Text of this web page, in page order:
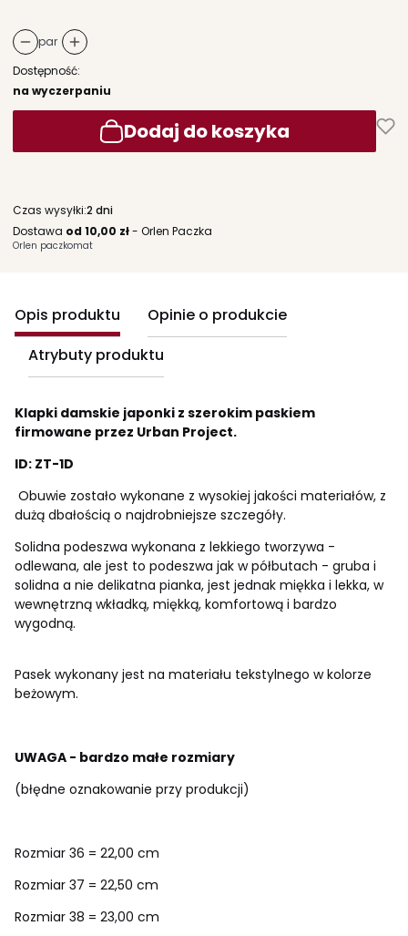
par
Dostępność:
na wyczerpaniu
Dodaj do koszyka
Czas wysyłki:2 dni
Dostawa od 10,00 zł- Orlen Paczka
Orlen paczkomat
Opis produktu
Opinie o produkcie
Atrybuty produktu
Klapki damskie japonki z szerokim paskiem
firmowane przez Urban Project.
ID: ZT-1D
Obuwie zostało wykonane z wysokiej jakości materiałów, z
dużą dbałością o najdrobniejsze szczegóły.
Solidna podeszwa wykonana z lekkiego tworzywa -
odlewana, ale jest to podeszwa jak w półbutach - gruba i
solidna a nie delikatna pianka, jest jednak miękka i lekka, w
wewnętrzną wkładką, miękką, komfortową i bardzo
wygodną.
Pasek wykonany jest na materiału tekstylnego w kolorze
beżowym.
UWAGA - bardzo małe rozmiary
(błędne oznakowanie przy produkcji)
Rozmiar 36 = 22,00 cm
Rozmiar 37 = 22,50 cm
Rozmiar 38 = 23,00 cm